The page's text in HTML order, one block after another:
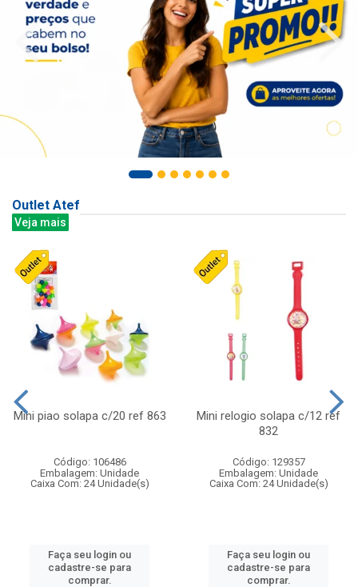
Outlet Atef
Veja mais
Mini piao solapa c/20 ref 863
Código: 106486
Embalagem: Unidade
Caixa Com: 24 Unidade(s)
Faça seu login ou
cadastre-se para
comprar.
Mini relogio solapa c/12 ref
832
Código: 129357
Embalagem: Unidade
Caixa Com: 24 Unidade(s)
Faça seu login ou
cadastre-se para
comprar.